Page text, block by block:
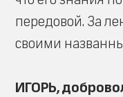
передовой. За
своими
ИГОРЬ,